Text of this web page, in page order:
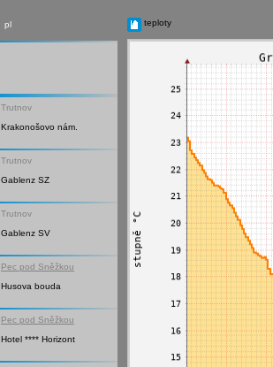
pl
Trutnov
Krakonošovo nám.
Trutnov
Gablenz SZ
Trutnov
Gablenz SV
Pec pod Sněžkou
Husova bouda
Pec pod Sněžkou
Hotel **** Horizont
teploty